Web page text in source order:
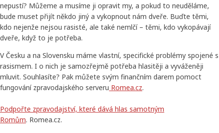
nepustí? Můžeme a musíme ji opravit my, a pokud to neuděláme,
bude muset přijít někdo jiný a vykopnout nám dveře. Buďte těmi,
kdo nejenže nejsou rasisté, ale také nemlčí – těmi, kdo vykopávají
dveře, když to je potřeba.
V Česku a na Slovensku máme vlastní, specifické problémy spojené s
rasismem. I o nich je samozřejmě potřeba hlasitěji a vyváženěji
mluvit. Souhlasíte? Pak můžete svým finančním darem pomoct
fungování zpravodajského serveru Romea.cz.
Podpořte zpravodajství, které dává hlas samotným
Romům. Romea.cz.